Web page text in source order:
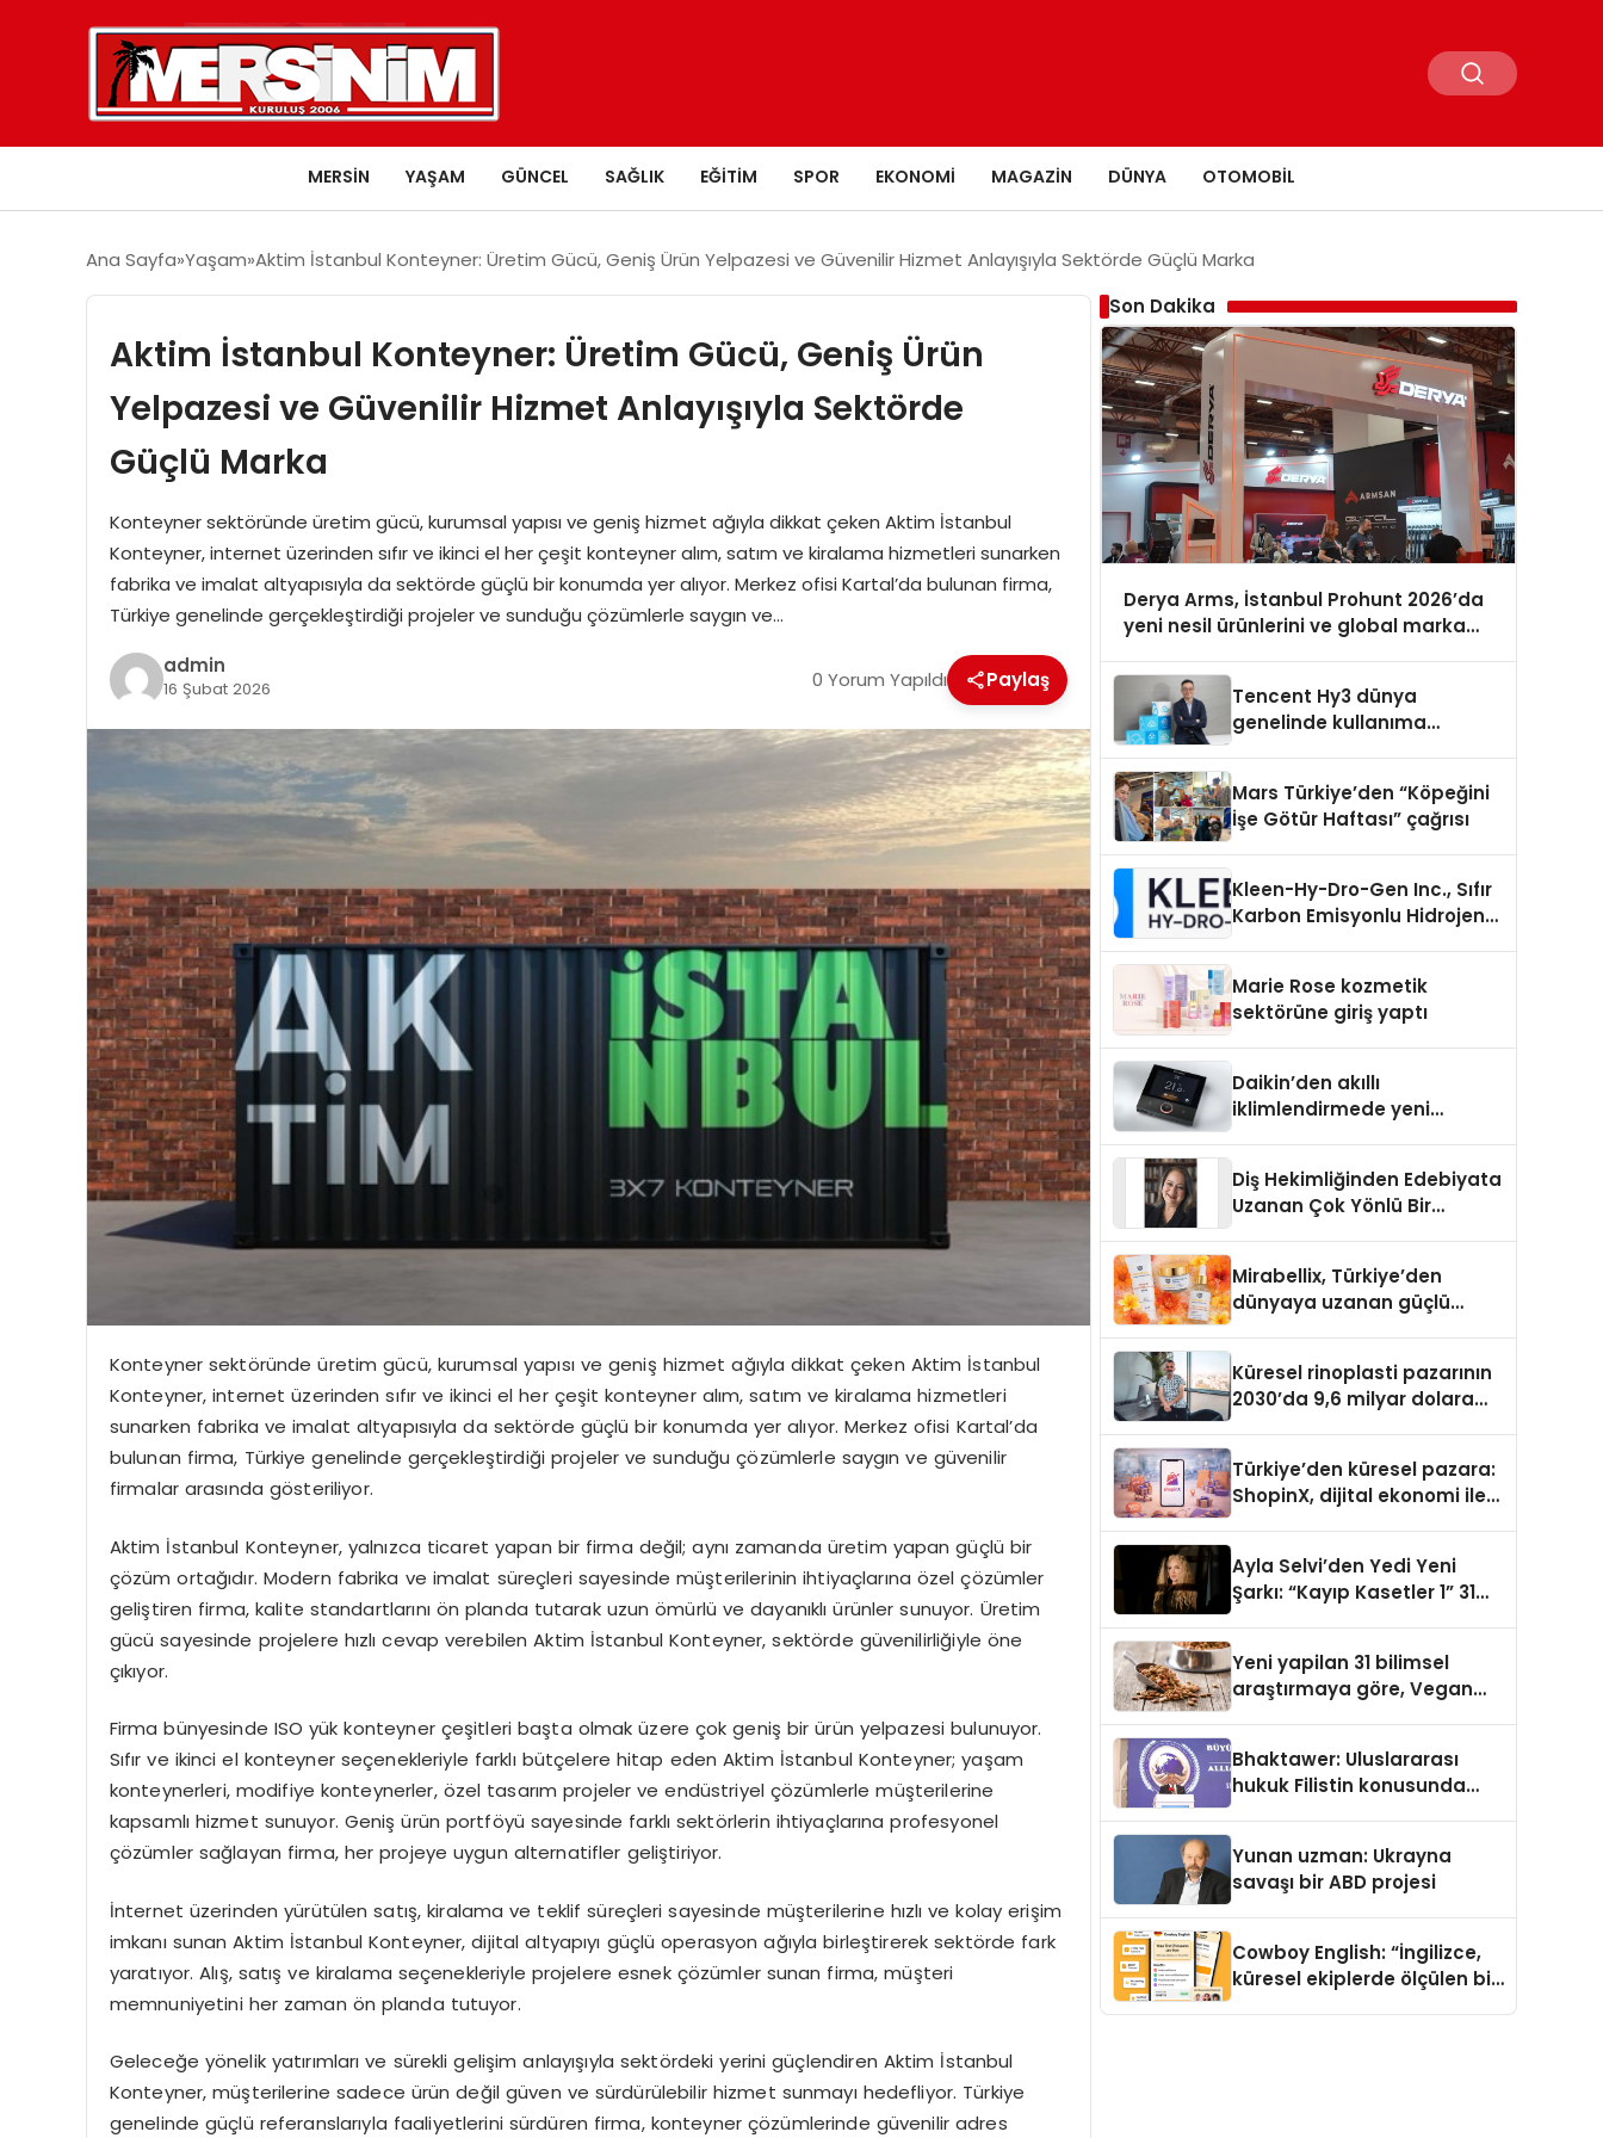
MERSIN YAŞAM GÜNCEL SAĞLIK EĞITIM SPOR EKONOMI MAGAZIN DÜNYA OTOMOBIL
Ana Sayfa Yaşam Aktim İstanbul Konteyner: Üretim Gücü, Geniş Ürün Yelpazesi ve Güvenilir Hizmet Anlayışıyla Sektörde Güçlü Marka
Aktim İstanbul Konteyner: Üretim Gücü, Geniş Ürün
Yelpazesi ve Güvenilir Hizmet Anlayışıyla Sektörde
Güçlü Marka
Konteyner sektöründe üretim gücü, kurumsal yapısı ve geniş hizmet ağıyla dikkat çeken Aktim İstanbul
Konteyner, internet üzerinden sıfır ve ikinci el her çeşit konteyner alım, satım ve kiralama hizmetleri sunarken
fabrika ve imalat altyapısıyla da sektörde güçlü bir konumda yer alıyor. Merkez ofisi Kartal’da bulunan firma,
Türkiye genelinde gerçekleştirdiği projeler ve sunduğu çözümlerle saygın ve…
admin
16 Şubat 2026 0 Yorum Yapıldı Paylaş
Konteyner sektöründe üretim gücü, kurumsal yapısı ve geniş hizmet ağıyla dikkat çeken Aktim İstanbul
Konteyner, internet üzerinden sıfır ve ikinci el her çeşit konteyner alım, satım ve kiralama hizmetleri
sunarken fabrika ve imalat altyapısıyla da sektörde güçlü bir konumda yer alıyor. Merkez ofisi Kartal’da
bulunan firma, Türkiye genelinde gerçekleştirdiği projeler ve sunduğu çözümlerle saygın ve güvenilir
firmalar arasında gösteriliyor.
Aktim İstanbul Konteyner, yalnızca ticaret yapan bir firma değil; aynı zamanda üretim yapan güçlü bir
çözüm ortağıdır. Modern fabrika ve imalat süreçleri sayesinde müşterilerinin ihtiyaçlarına özel çözümler
geliştiren firma, kalite standartlarını ön planda tutarak uzun ömürlü ve dayanıklı ürünler sunuyor. Üretim
gücü sayesinde projelere hızlı cevap verebilen Aktim İstanbul Konteyner, sektörde güvenilirliğiyle öne
çıkıyor.
Firma bünyesinde ISO yük konteyner çeşitleri başta olmak üzere çok geniş bir ürün yelpazesi bulunuyor.
Sıfır ve ikinci el konteyner seçenekleriyle farklı bütçelere hitap eden Aktim İstanbul Konteyner; yaşam
konteynerleri, modifiye konteynerler, özel tasarım projeler ve endüstriyel çözümlerle müşterilerine
kapsamlı hizmet sunuyor. Geniş ürün portföyü sayesinde farklı sektörlerin ihtiyaçlarına profesyonel
çözümler sağlayan firma, her projeye uygun alternatifler geliştiriyor.
İnternet üzerinden yürütülen satış, kiralama ve teklif süreçleri sayesinde müşterilerine hızlı ve kolay erişim
imkanı sunan Aktim İstanbul Konteyner, dijital altyapıyı güçlü operasyon ağıyla birleştirerek sektörde fark
yaratıyor. Alış, satış ve kiralama seçenekleriyle projelere esnek çözümler sunan firma, müşteri
memnuniyetini her zaman ön planda tutuyor.
Geleceğe yönelik yatırımları ve sürekli gelişim anlayışıyla sektördeki yerini güçlendiren Aktim İstanbul
Konteyner, müşterilerine sadece ürün değil güven ve sürdürülebilir hizmet sunmayı hedefliyor. Türkiye
genelinde güçlü referanslarıyla faaliyetlerini sürdüren firma, konteyner çözümlerinde güvenilir adres
Son Dakika
Derya Arms, İstanbul Prohunt 2026’da
yeni nesil ürünlerini ve global marka
Tencent Hy3 dünya
genelinde kullanıma
Mars Türkiye’den “Köpeğini
İşe Götür Haftası” çağrısı
Kleen-Hy-Dro-Gen Inc., Sıfır
Karbon Emisyonlu Hidrojen
Aldı
Marie Rose kozmetik
sektörüne giriş yaptı
Daikin’den akıllı
iklimlendirmede yeni
Diş Hekimliğinden Edebiyata
Uzanan Çok Yönlü Bir
Mirabellix, Türkiye’den
dünyaya uzanan güçlü
Küresel rinoplasti pazarının
2030’da 9,6 milyar dolara
Türkiye’den küresel pazara:
ShopinX, dijital ekonomi ile
Ayla Selvi’den Yedi Yeni
Şarkı: “Kayıp Kasetler 1” 31
Yeni yapilan 31 bilimsel
araştırmaya göre, Vegan
Sindirildiğini Ortaya Koydu
Bhaktawer: Uluslararası
hukuk Filistin konusunda
Yunan uzman: Ukrayna
savaşı bir ABD projesi
Cowboy English: “İngilizce,
küresel ekiplerde ölçülen bir